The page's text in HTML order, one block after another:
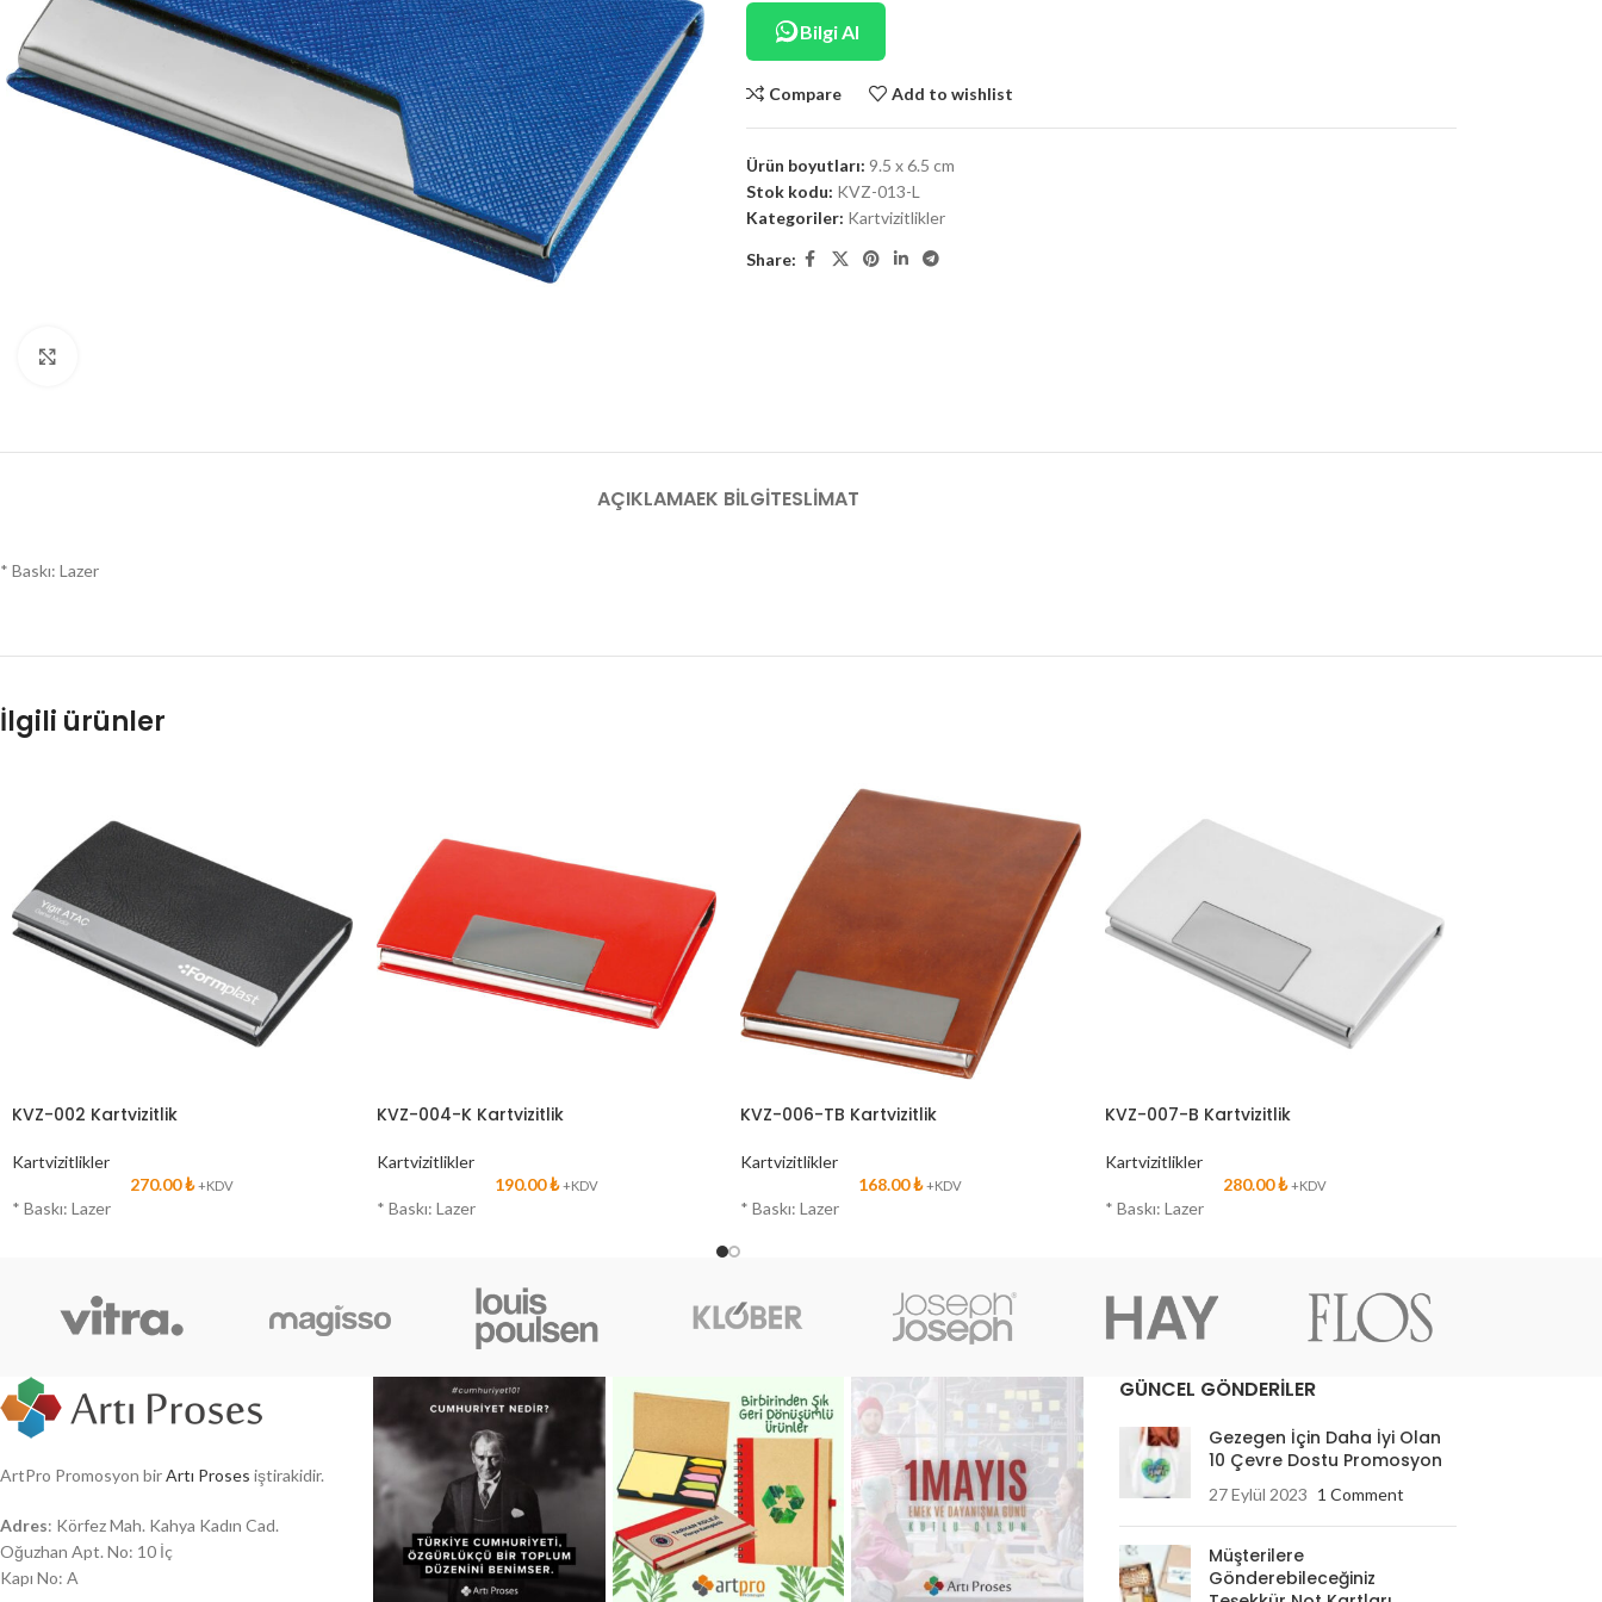
Bilgi Al
Compare Add to wishlist
Ürün boyutları: 9.5 x 6.5 cm
Stok kodu: KVZ-013-L
Kategoriler: Kartvizitlikler
Share:
AÇIKLAMAEK BILGITESLIMAT
* Baskı: Lazer
İlgili ürünler
KVZ-002 Kartvizitlik
Kartvizitlikler
270.00₺ +KDV
* Baskı: Lazer
KVZ-004-K Kartvizitlik
Kartvizitlikler
190.00₺ +KDV
* Baskı: Lazer
KVZ-006-TB Kartvizitlik
Kartvizitlikler
168.00₺ +KDV
* Baskı: Lazer
KVZ-007-B Kartvizitlik
Kartvizitlikler
280.00₺ +KDV
* Baskı: Lazer
ArtPro Promosyon birArtı Proses iştirakidir.
Adres: Körfez Mah. Kahya Kadın Cad.
Oğuzhan Apt. No: 10 İç
Kapı No: A
GÜNCEL GÖNDERİLER
Gezegen İçin Daha İyi Olan
10 Çevre Dostu Promosyon
27 Eylül 2023 1 Comment
Müşterilere
Gönderebileceğiniz